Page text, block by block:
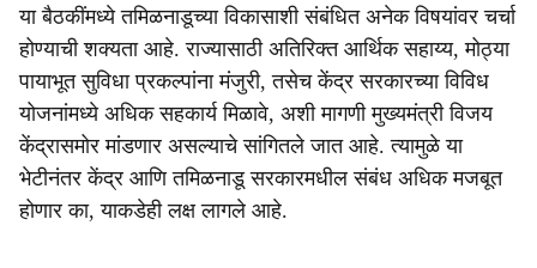
या बैठकींमध्ये तमिळनाडूच्या विकासाशी संबंधित अनेक विषयांवर चर्चा
होण्याची शक्यता आहे. राज्यासाठी अतिरिक्त आर्थिक सहाय्य, मोठ्या
पायाभूत सुविधा प्रकल्पांना मंजुरी, तसेच केंद्र सरकारच्या विविध
योजनांमध्ये अधिक सहकार्य मिळावे, अशी मागणी मुख्यमंत्री विजय
केंद्रासमोर मांडणार असल्याचे सांगितले जात आहे. त्यामुळे या
भेटीनंतर केंद्र आणि तमिळनाडू सरकारमधील संबंध अधिक मजबूत
होणार का, याकडेही लक्ष लागले आहे.